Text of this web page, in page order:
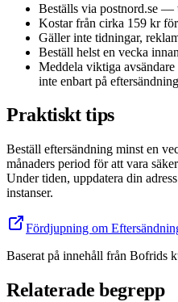
Beställs via postnord.se —
Kostar från cirka 159 kr
Gäller inte tidningar,
Beställ helst en vecka
Meddela viktiga
inte enbart på eftersändning
Praktiskt tips
Beställ eftersändning minst en
månaders period för att vara
Under tiden, uppdatera din
instanser.
Fördjupning om
Baserat på innehåll från Bofrids
Relaterade begrepp